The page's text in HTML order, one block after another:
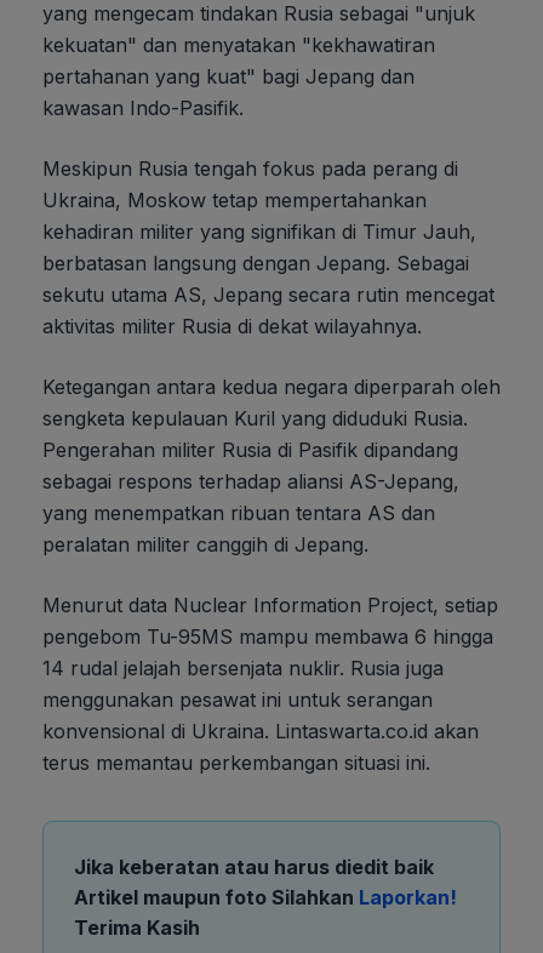
yang mengecam tindakan Rusia sebagai "unjuk
kekuatan" dan menyatakan "kekhawatiran
pertahanan yang kuat" bagi Jepang dan
kawasan Indo-Pasifik.
Meskipun Rusia tengah fokus pada perang di
Ukraina, Moskow tetap mempertahankan
kehadiran militer yang signifikan di Timur Jauh,
berbatasan langsung dengan Jepang. Sebagai
sekutu utama AS, Jepang secara rutin mencegat
aktivitas militer Rusia di dekat wilayahnya.
Ketegangan antara kedua negara diperparah oleh
sengketa kepulauan Kuril yang diduduki Rusia.
Pengerahan militer Rusia di Pasifik dipandang
sebagai respons terhadap aliansi AS-Jepang,
yang menempatkan ribuan tentara AS dan
peralatan militer canggih di Jepang.
Menurut data Nuclear Information Project, setiap
pengebom Tu-95MS mampu membawa 6 hingga
14 rudal jelajah bersenjata nuklir. Rusia juga
menggunakan pesawat ini untuk serangan
konvensional di Ukraina. Lintaswarta.co.id akan
terus memantau perkembangan situasi ini.
Jika keberatan atau harus diedit baik
Artikel maupun foto Silahkan Laporkan!
Terima Kasih